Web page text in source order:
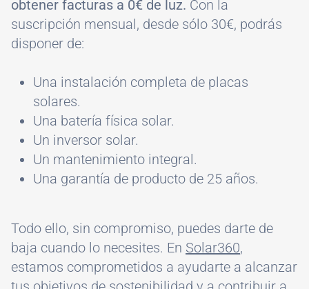
obtener facturas a 0€ de luz. Con la
suscripción mensual, desde sólo 30€, podrás
disponer de:
Una instalación completa de placas
solares.
Una batería física solar.
Un inversor solar.
Un mantenimiento integral.
Una garantía de producto de 25 años.
Todo ello, sin compromiso, puedes darte de
baja cuando lo necesites. En Solar360,
estamos comprometidos a ayudarte a alcanzar